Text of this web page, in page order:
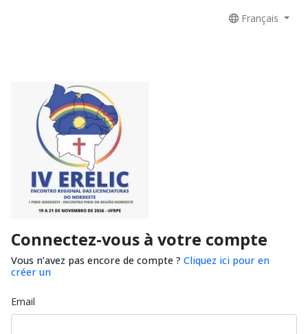
Français
Connectez-vous à votre compte
Vous n’avez pas encore de compte ? Cliquez ici pour en
créer un
Email